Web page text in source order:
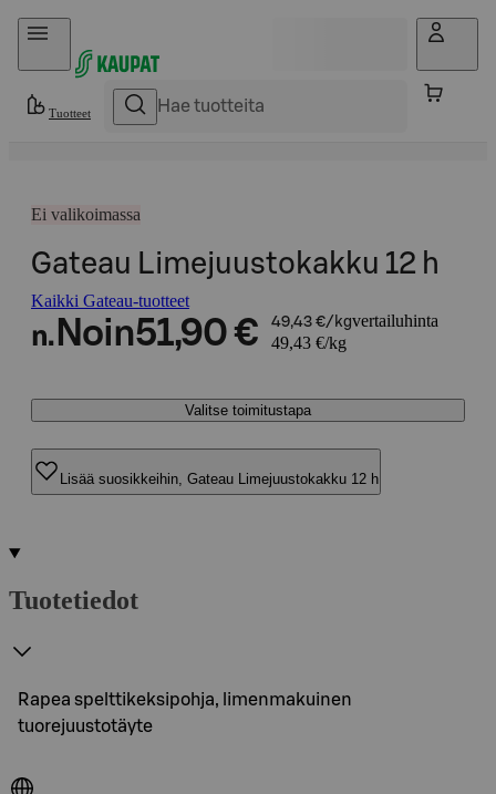
Hyppää sisältöön
Tuotteet
Ei valikoimassa
Gateau Limejuustokakku 12 h
Kaikki Gateau-tuotteet
n. Noin51,90 € 49,43 €/kgvertailuhinta
49,43 €/kg
Valitse toimitustapa
Lisää suosikkeihin, Gateau Limejuustokakku 12 h
Tuotetiedot
Rapea spelttikeksipohja, limenmakuinen
tuorejuustotäyte